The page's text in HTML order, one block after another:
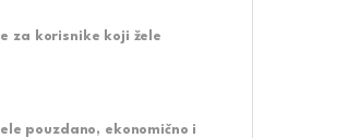
za korisnike koji žele
pouzdano, ekonomično i